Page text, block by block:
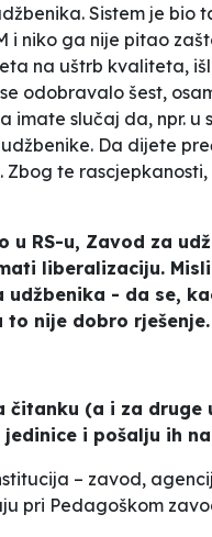
Sistem je bio
i niko ga nije pitao
na uštrb kvaliteta,
odobravalo šest,
slučaj da, npr. u
Da dijete
te rascjepkanosti,
RS-u, Zavod za
liberalizaciju.
udžbenika - da se,
to nije dobro rješenje.
čitanku (a i za druge
i pošalju ih
– zavod,
pri Pedagoškom